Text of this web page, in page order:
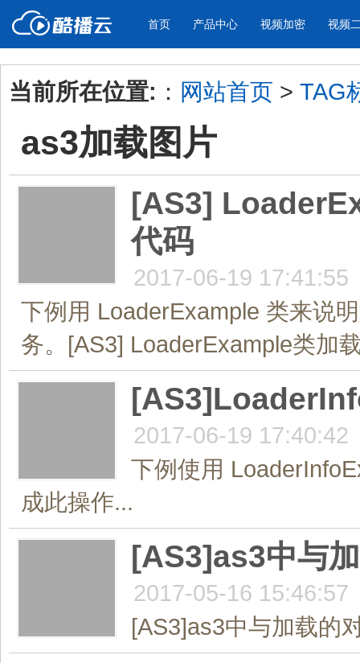
首页 产品中心
产品与新功能
视频加密防下载防录屏
防下载/防盗录/防录屏/防篡改
帮助企业视频
视频加密 视频
应用场景
企业宣传
为个人网站、博客论坛，添加视频
年会节目
当前所在位置: ： 网站首页 > TAG
as3加载图片
[AS3]
代码
2017-06-19 17:41:55
下例用 LoaderExample 类来说
务。[AS3] LoaderExample类加
2017-06-19 17:40:42
下例使用
成此操作...
[AS3]as3中与
2017-05-16 15:46:57
[AS3]as3中与加载的